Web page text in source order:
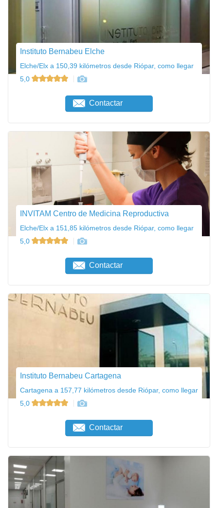
Instituto Bernabeu Elche
Elche/Elx a 150,39 kilómetros desde Riópar, como llegar
5,0
Contactar
INVITAM Centro de Medicina Reproductiva
Elche/Elx a 151,85 kilómetros desde Riópar, como llegar
5,0
Contactar
Instituto Bernabeu Cartagena
Cartagena a 157,77 kilómetros desde Riópar, como llegar
5,0
Contactar